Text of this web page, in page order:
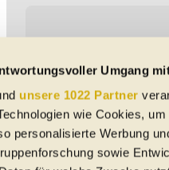
Umgang
unsere 1022 Partner
wie Cookies,
personalisierte Werbung
sowie
Vorbehaltlich Irrtümer,
etc. beziehen sich auf EU-
Nutzungsbedingungen keine